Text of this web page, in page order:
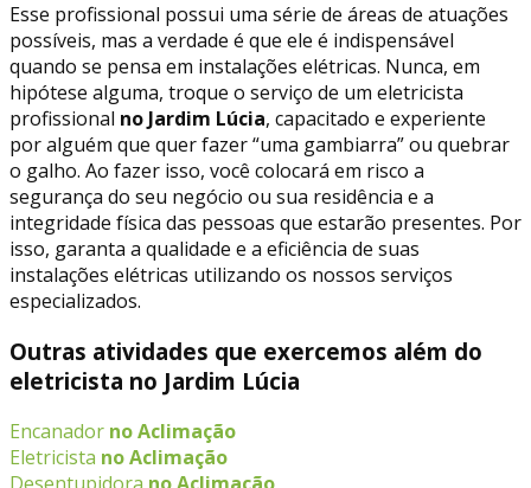
Esse profissional possui uma série de áreas de atuações
possíveis, mas a verdade é que ele é indispensável
quando se pensa em instalações elétricas. Nunca, em
hipótese alguma, troque o serviço de um eletricista
profissional no Jardim Lúcia, capacitado e experiente
por alguém que quer fazer “uma gambiarra” ou quebrar
o galho. Ao fazer isso, você colocará em risco a
segurança do seu negócio ou sua residência e a
integridade física das pessoas que estarão presentes. Por
isso, garanta a qualidade e a eficiência de suas
instalações elétricas utilizando os nossos serviços
especializados.
Outras atividades que exercemos além do
eletricista no Jardim Lúcia
Encanador no Aclimação
Eletricista no Aclimação
Desentupidora no Aclimação